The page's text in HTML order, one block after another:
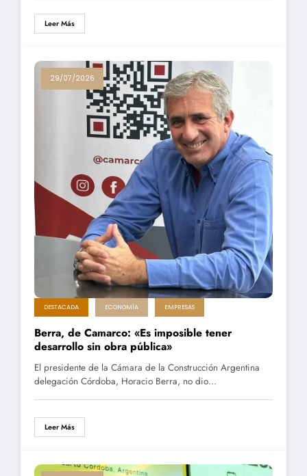
Leer Más
29/07/2026
DESTACADA ECONOMÍA EMPRESAS
Berra, de Camarco: «Es imposible tener
desarrollo sin obra pública»
El presidente de la Cámara de la Construcción Argentina
delegación Córdoba, Horacio Berra, no dio…
Leer Más